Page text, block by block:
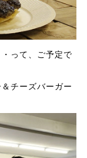
って、ご予定で
チーズバーガー